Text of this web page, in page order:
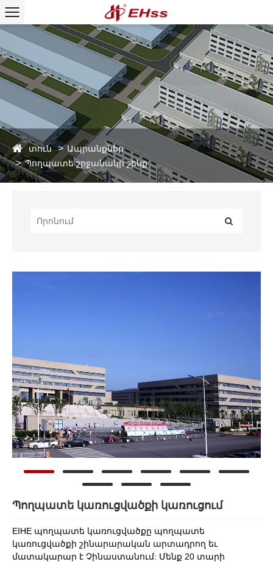
տուն
Ապրանքներ
Պողպատե շրջանակի շենք
Պողպատե կառուցվածքի կառուցում
EIHE պողպատե կառուցվածքը պողպատե
կառուցվածքի շինարարական արտադրող եւ
մատակարար է Չինաստանում: Մենք 20 տարի